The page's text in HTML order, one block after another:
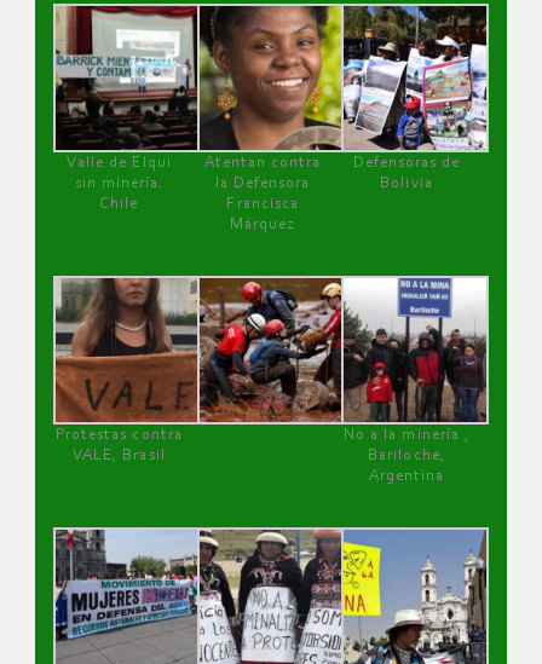
Valle de Elqui
sin minería.
Chile
Atentan contra
la Defensora
Francisca
Márquez
Defensoras de
Bolivia
Protestas contra
VALE, Brasil
No a la minería ,
Bariloche,
Argentina